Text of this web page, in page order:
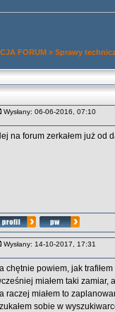
FORUM » Sprawy
Wysłany: 06-06-2016, 07:10
na forum zerkałem już od
Wysłany: 14-10-2017, 17:31
chętnie powiem, jak
miałem taki zamiar,
raczej miałem to
sobie w